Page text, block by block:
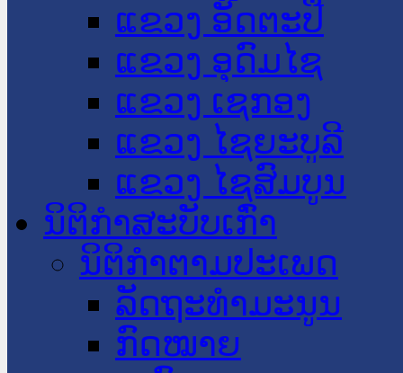
ແຂວງ ອັດຕະປື
ແຂວງ ອຸດົມໄຊ
ແຂວງ ເຊກອງ
ແຂວງ ໄຊຍະບູລີ
ແຂວງ ໄຊສົມບູນ
ນິຕິກໍາສະບັບເກົ່າ
ນິຕິກຳຕາມປະເພດ
ລັດຖະທໍາມະນູນ
ກົດໝາຍ